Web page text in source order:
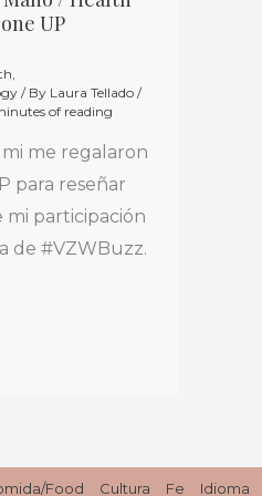
UP
/ By Laura Tellado /
of reading
me regalaron
para reseñar
mi participación
de #VZWBuzz.
Food Cultura Fe Idioma